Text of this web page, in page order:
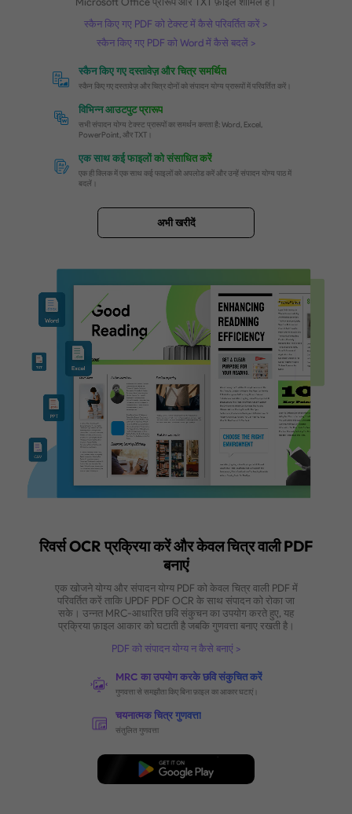
स्कैन किए गए PDF/
स्कैन किए गए दस्तावेज़ों और छवि-आधारित PDFs को विभिन्न
में परिवर्तित करें, जिससे OCR को लागू करने के बाद संपादन
चयन योग्य, और खोजने योग्य सामग्री सुनिश्चित हो। विकल्पों
Microsoft Office प्रारूप और TXT फ़ाइलें शामिल हैं।
स्कैन किए गए PDF को टेक्स्ट में कैसे परिवर्तित करें
स्कैन किए गए PDF को Word में कैसे बदलें
स्कैन किए गए दस्तावेज़ और चित्र समर्थित
स्कैन किए गए दस्तावेज़ और चित्र दोनों को संपादन योग्य प्रारूपों में परिवर्तित
विभिन्न आउटपुट प्रारूप
सभी संपादन योग्य टेक्स्ट प्रारूपों का समर्थन करता है: Word, Excel,
एक ही क्लिक में एक साथ कई फाइलों को अपलोड करें और उन्हें संपादन योग्य
बदलें।
अभी खरीदें